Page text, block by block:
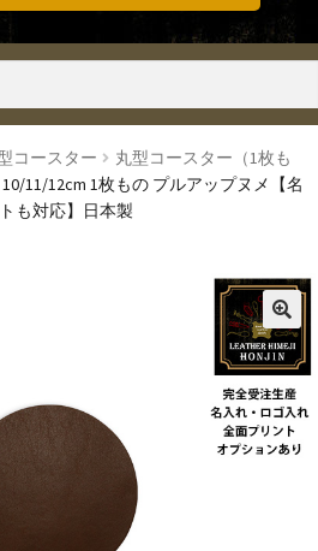
コースター
丸型コースター（1枚も
11/12cm 1枚もの プルアップヌメ【名
も対応】日本製
🔍